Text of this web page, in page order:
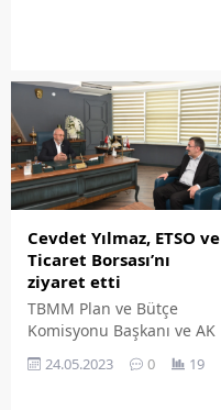
Cevdet Yılmaz, ETSO ve
Ticaret Borsası’nı
ziyaret etti
TBMM Plan ve Bütçe
Komisyonu Başkanı ve AK
Parti Eski Bingöl
Milletvekili Cevdet Yılmaz,
24.05.2023 0 19